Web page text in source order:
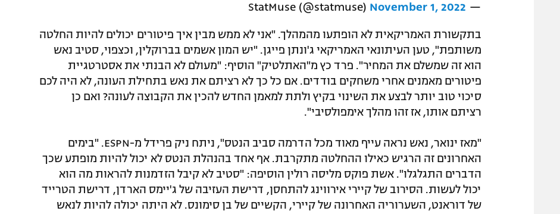
— StatMuse (@statmuse)
November 1, 2022
בתקשורת האמריקאית לא הופתעו מהמהלך. "אני לא ממש מבין איך פיטורים יכולים להיות החלטה
משותפת", טען העיתונאי האמריקאי ג'ונתן פייגן. "יש המון אשמים בברוקלין, וכצפוי, סטיב נאש
הוא זה שמשלם את המחיר". פרד כץ מ"האתלטיק" הוסיף: "מעולם לא הבנתי את אסטרטגיית
פיטורים מאמנים אחרי משחקים בודדים. אם כל כך לא רציתם את נאש בתחילת העונה, לא היה לכם
סיכוי טוב יותר לבצע את השינוי בקיץ ולתת למאמן החדש להכין את הקבוצה לעונה? ואם כן
רציתם אותו, אז זהו מהלך אימפולסיבי".
"מאז ינואר, נאש נראה עייף מאוד מכל הדרמה סביב הנטס", ניתח ניק פרידל מ-ESPN. "בימים
האחרונים זה הרגיש כאילו ההחלטה מתקרבת. אף אחד בהנהלת הנטס לא יכול להיות מופתע שכך
הדברים התגלגלו". אשת פוקס מליסה רולין הוסיפה: "סטיב לא קיבל הזדמנות להראות מה הוא
יכול לעשות. הסירוב של קיירי אירווינג להתחסן, דרישת העזיבה של ג'יימס הארדן, דרישת הטרייד
של דוראנט, השערוריה האחרונה של קיירי, הקשיים של בן סימונס. לא היתה יכולה להיות לנאש